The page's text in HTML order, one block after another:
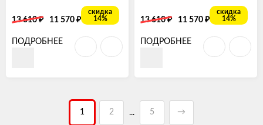
13 610₽ 11 570 ₽
скидка
14%
ПОДРОБНЕЕ
13 610₽ 11 570 ₽
скидка
14%
ПОДРОБНЕЕ
1 2 ... 5 →